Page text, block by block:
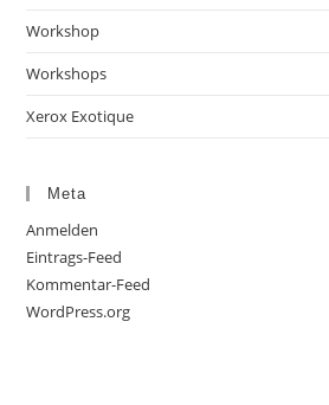
Workshop
Workshops
Xerox Exotique
Meta
Anmelden
Eintrags-Feed
Kommentar-Feed
WordPress.org